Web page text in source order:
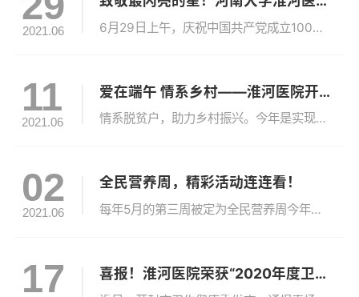
2021.06 6月29日上午，庆祝中国共产党成立100周年“七一勋章”颁授仪式在北京人民大会堂隆重举行，中共中央总书记、国家主席、中央军委主席习近平为“七一勋章”获得者颁授勋章并发表重要讲话。河南大学淮河医院组织院领导班子成员、各支部党员代表、入党积极分子集中收看现场直播，感受平凡党员给全党全社会带来的精神洗礼，体会优秀党员先进...
11
2021.06
爱在端午 情系乡村——淮河医院开展端午节慰问活动
情系脱贫户，助力乡村振兴。今年是实现巩固脱贫攻坚成果同乡村振兴有效衔接的起步之年，为进一步了解并协调解决脱贫户的实际困难，在端午节来临之际，6月11日，河南大学淮河医院驻村工作队代表医院对大蔡村内脱贫户及边缘户进行了慰问，为他们送上节日的祝福与关怀，第一书记及村委班子成员参加了慰问活动。驻村工作队员及村干部详细询问...
02
2021.06
全民营养周，精彩活动连连看！
每年5月的第三周被定为全民营养周今年全民营养周的主题是“合理膳食，营养惠万家”全民营养周旨在通过以科学界为主导，全社会、多渠道、集中力量、传播核心营养知识和实践，使民众了解食物、提高健康素养、建立营养新生活，让营养意识和健康行为代代传递，提升国民素质，实现中国“营养梦、健康梦”。今年营养周期间，河南大学淮河医院临床...
17 喜报！淮河医院荣获“2020年度卫生健康工作优秀单位”等称号